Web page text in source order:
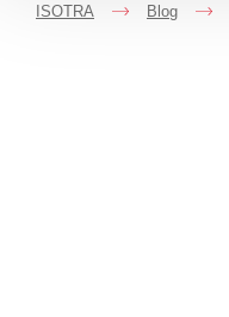
ISOTRA
->
Blog